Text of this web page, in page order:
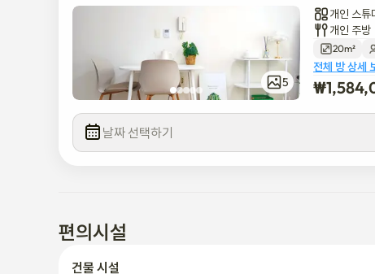
5
개인 스튜
개인 주방
20m²
전체 방 상세
₩
날짜 선택하기
편의시설
건물 시설